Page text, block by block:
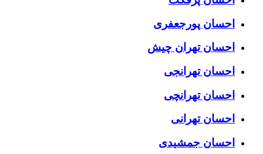
احسان پورجعفری
احسان تهران چیش
احسان تهرانجی
احسان تهرانچی
احسان تهرانی
احسان جمشیدی